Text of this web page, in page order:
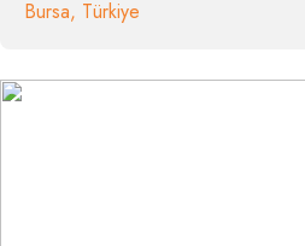
Bursa, Türkiye